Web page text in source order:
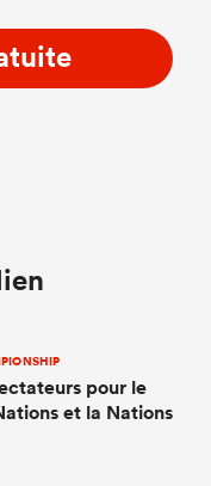
pour le
et la Nations